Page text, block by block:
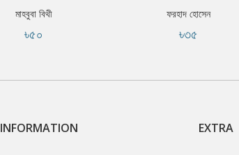
মাহবুবা বিথী
৳৫০
ফরহাদ হোসেন
৳৩৫
INFORMATION EXTRA